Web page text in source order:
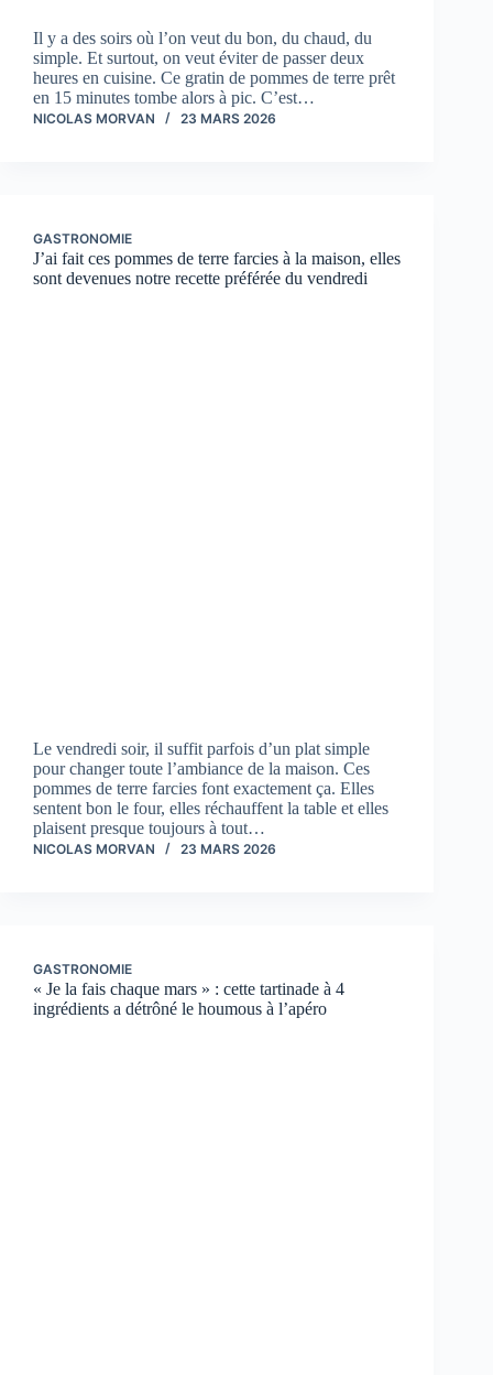
Il y a des soirs où l’on veut du bon, du chaud, du
simple. Et surtout, on veut éviter de passer deux
heures en cuisine. Ce gratin de pommes de terre prêt
en 15 minutes tombe alors à pic. C’est…
NICOLAS MORVAN 23 MARS 2026
GASTRONOMIE
J’ai fait ces pommes de terre farcies à la maison, elles
sont devenues notre recette préférée du vendredi
Le vendredi soir, il suffit parfois d’un plat simple
pour changer toute l’ambiance de la maison. Ces
pommes de terre farcies font exactement ça. Elles
sentent bon le four, elles réchauffent la table et elles
plaisent presque toujours à tout…
NICOLAS MORVAN 23 MARS 2026
GASTRONOMIE
« Je la fais chaque mars » : cette tartinade à 4
ingrédients a détrôné le houmous à l’apéro